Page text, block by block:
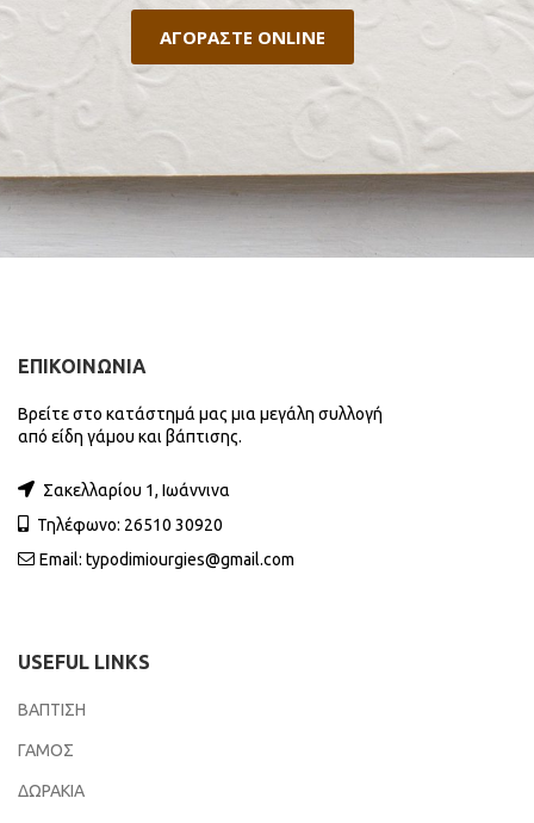
ΑΓΟΡΑΣΤΕ ONLINE
ΕΠΙΚΟΙΝΩΝΙΑ
Βρείτε στο κατάστημά μας μια μεγάλη συλλογή
από είδη γάμου και βάπτισης.
Σακελλαρίου 1, Ιωάννινα
Τηλέφωνο: 26510 30920
Email: typodimiourgies@gmail.com
USEFUL LINKS
ΒΑΠΤΙΣΗ
ΓΑΜΟΣ
ΔΩΡΑΚΙΑ